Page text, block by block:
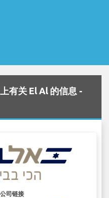
有关 El Al 的信息 -
司链接